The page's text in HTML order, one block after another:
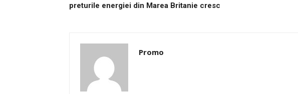
preturile energiei din Marea Britanie cresc
Promo